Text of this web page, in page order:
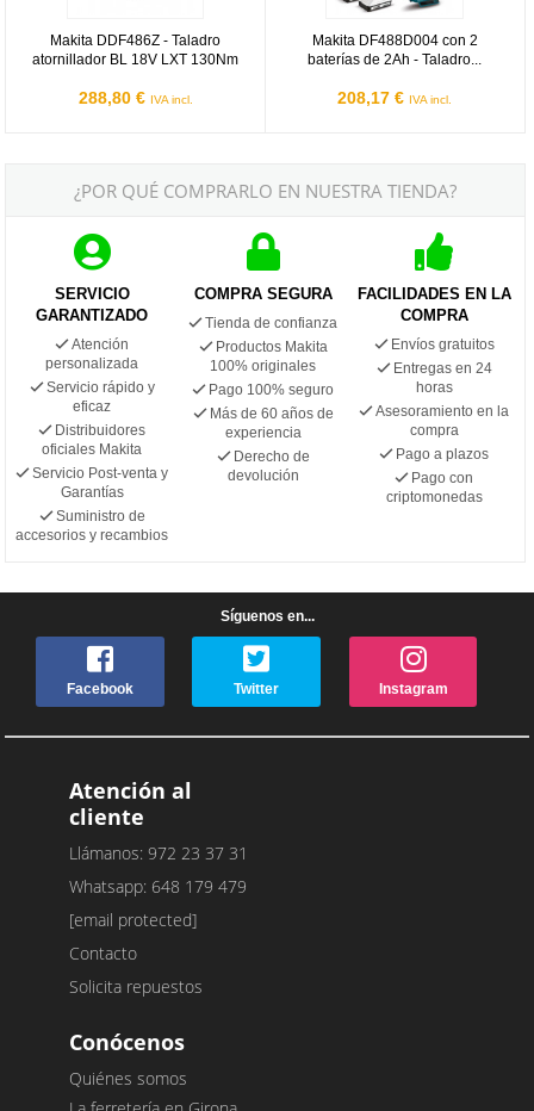
Makita DDF486Z - Taladro
atornillador BL 18V LXT 130Nm
288,80 € IVA incl.
Makita DF488D004 con 2
baterías de 2Ah - Taladro...
208,17 € IVA incl.
¿POR QUÉ COMPRARLO EN NUESTRA TIENDA?
SERVICIO
GARANTIZADO
Atención
personalizada
Servicio rápido y
eficaz
Distribuidores
oficiales Makita
Servicio Post-venta y
Garantías
Suministro de
accesorios y recambios
COMPRA SEGURA
Tienda de confianza
Productos Makita
100% originales
Pago 100% seguro
Más de 60 años de
experiencia
Derecho de
devolución
FACILIDADES EN LA
COMPRA
Envíos gratuitos
Entregas en 24
horas
Asesoramiento en la
compra
Pago a plazos
Pago con
criptomonedas
Síguenos en...
Facebook Twitter Instagram
Atención al
cliente
Llámanos: 972 23 37 31
Whatsapp: 648 179 479
[email protected]
Contacto
Solicita repuestos
Conócenos
Quiénes somos